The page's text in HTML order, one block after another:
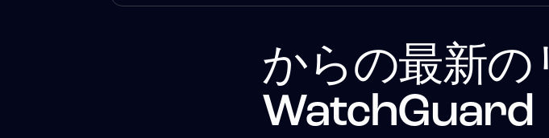
からの最新の
WatchGuard